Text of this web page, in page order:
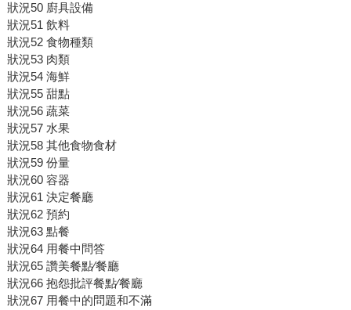
狀況50 廚具設備
狀況51 飲料
狀況52 食物種類
狀況53 肉類
狀況54 海鮮
狀況55 甜點
狀況56 蔬菜
狀況57 水果
狀況58 其他食物食材
狀況59 份量
狀況60 容器
狀況61 決定餐廳
狀況62 預約
狀況63 點餐
狀況64 用餐中問答
狀況65 讚美餐點∕餐廳
狀況66 抱怨批評餐點∕餐廳
狀況67 用餐中的問題和不滿